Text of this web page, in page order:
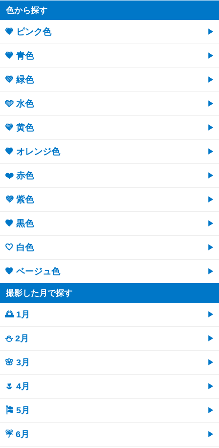
色から探す
💗 ピンク色
💙 青色
💚 緑色
🩵 水色
💛 黄色
🧡 オレンジ色
❤️ 赤色
💜 紫色
🖤 黒色
🤍 白色
🤎 ベージュ色
撮影した月で探す
🌅 1月
⛄ 2月
🌸 3月
🌷 4月
🎏 5月
☔ 6月